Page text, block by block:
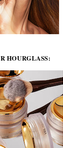
HOURGLASS: